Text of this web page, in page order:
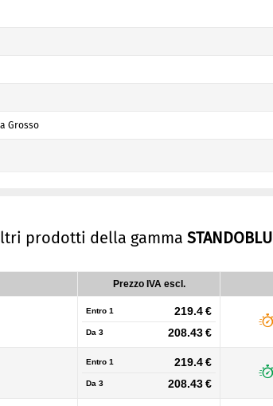
Grosso
prodotti della gamma
Prezzo IVA escl.
Entro 1 219.4 €
Da 3 208.43 €
Entro 1 219.4 €
Da 3 208.43 €